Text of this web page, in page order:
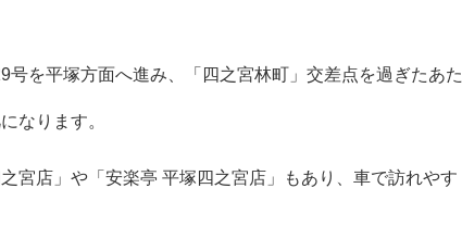
を平塚方面へ進み、「四之宮林町」交差点を過ぎたあた
になります。
宮店」や「安楽亭 平塚四之宮店」もあり、車で訪れやす